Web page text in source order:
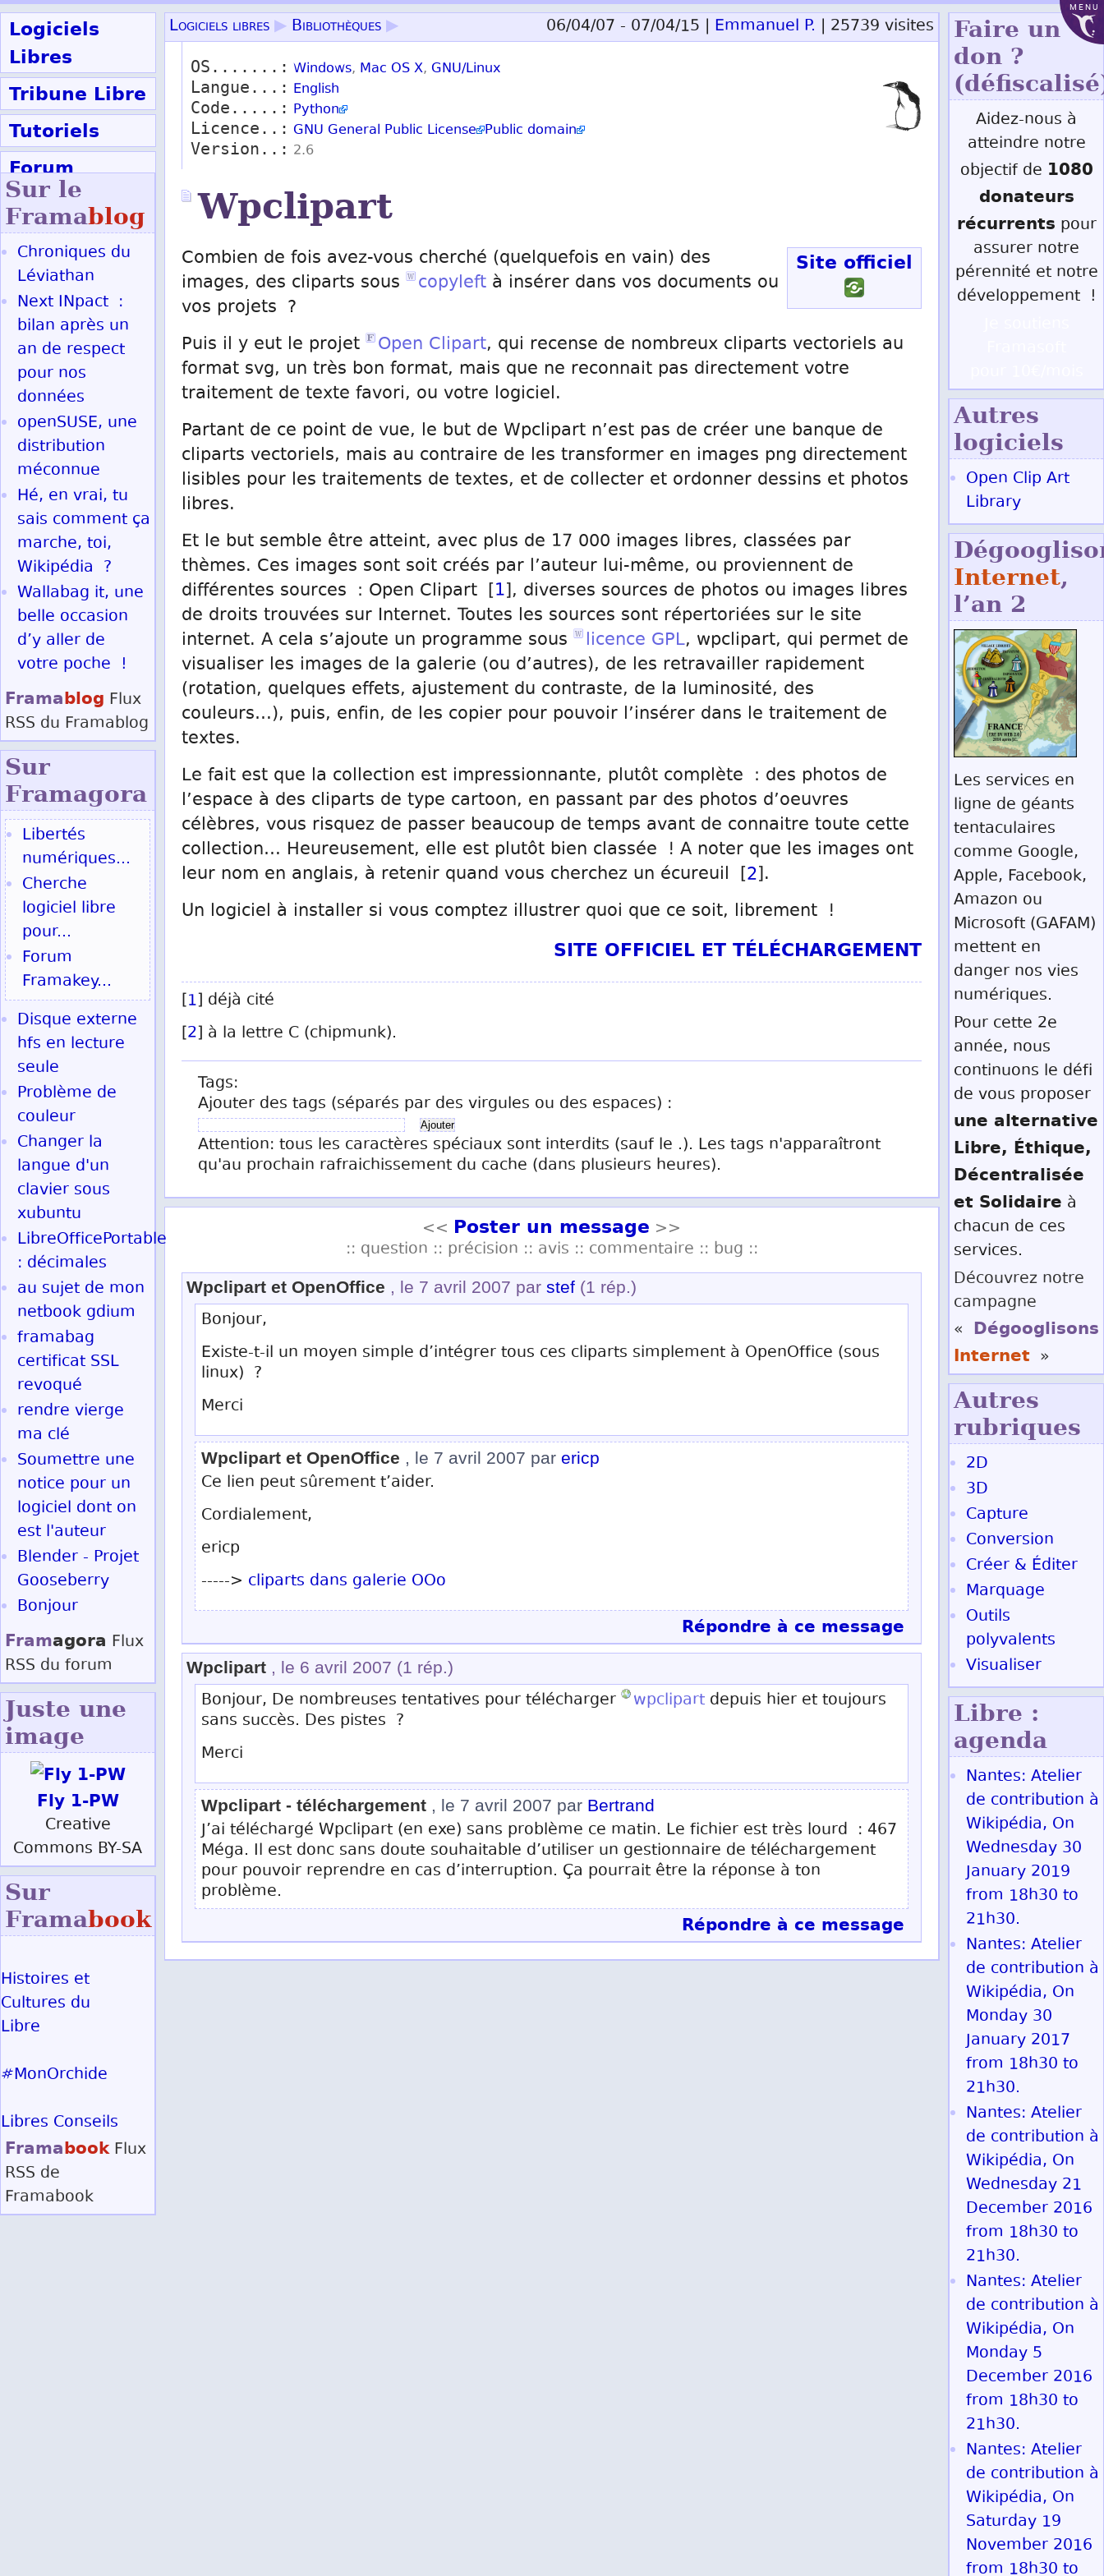
MENU
Logiciels
Libres
Tribune Libre
Tutoriels
Forum
Participer
Logiciels libres ▶ Bibliothèques ▶ 06/04/07 - 07/04/15 | Emmanuel P. | 25739 visites
OS.......: Windows, Mac OS X, GNU/Linux
Langue...: English
Code.....: Python
Licence..: GNU General Public License Public domain
Version..: 2.6
Wpclipart
Site officiel
Combien de fois avez-vous cherché (quelquefois en vain) des
images, des cliparts sous
copyleft à insérer dans vos documents ou
vos projets ?
Puis il y eut le projet
Open Clipart, qui recense de nombreux cliparts vectoriels au
format svg, un très bon format, mais que ne reconnait pas directement votre
traitement de texte favori, ou votre logiciel.
Partant de ce point de vue, le but de Wpclipart n’est pas de créer une banque de
cliparts vectoriels, mais au contraire de les transformer en images png directement
lisibles pour les traitements de textes, et de collecter et ordonner dessins et photos
libres.
Et le but semble être atteint, avec plus de 17 000 images libres, classées par
thèmes. Ces images sont soit créés par l’auteur lui-même, ou proviennent de
différentes sources : Open Clipart [1], diverses sources de photos ou images libres
de droits trouvées sur Internet. Toutes les sources sont répertoriées sur le site
internet. A cela s’ajoute un programme sous
licence GPL, wpclipart, qui permet de
visualiser les images de la galerie (ou d’autres), de les retravailler rapidement
(rotation, quelques effets, ajustement du contraste, de la luminosité, des
couleurs…), puis, enfin, de les copier pour pouvoir l’insérer dans le traitement de
textes.
Le fait est que la collection est impressionnante, plutôt complète : des photos de
l’espace à des cliparts de type cartoon, en passant par des photos d’oeuvres
célèbres, vous risquez de passer beaucoup de temps avant de connaitre toute cette
collection… Heureusement, elle est plutôt bien classée ! A noter que les images ont
leur nom en anglais, à retenir quand vous cherchez un écureuil [2].
Un logiciel à installer si vous comptez illustrer quoi que ce soit, librement !
SITE OFFICIEL ET TÉLÉCHARGEMENT
[1] déjà cité
[2] à la lettre C (chipmunk).
Tags:
Ajouter des tags (séparés par des virgules ou des espaces) :
Attention: tous les caractères spéciaux sont interdits (sauf le .). Les tags n'apparaîtront
qu'au prochain rafraichissement du cache (dans plusieurs heures).
<< Poster un message >>
:: question :: précision :: avis :: commentaire :: bug ::
Wpclipart et OpenOffice , le 7 avril 2007 par stef (1 rép.)
Bonjour,
Existe-t-il un moyen simple d’intégrer tous ces cliparts simplement à OpenOffice (sous
linux) ?
Merci
Wpclipart et OpenOffice , le 7 avril 2007 par ericp
Ce lien peut sûrement t’aider.
Cordialement,
ericp
-----> cliparts dans galerie OOo
Répondre à ce message
Wpclipart , le 6 avril 2007 (1 rép.)
Bonjour, De nombreuses tentatives pour télécharger wpclipart depuis hier et toujours
sans succès. Des pistes ?
Merci
Wpclipart - téléchargement , le 7 avril 2007 par Bertrand
J’ai téléchargé Wpclipart (en exe) sans problème ce matin. Le fichier est très lourd : 467
Méga. Il est donc sans doute souhaitable d’utiliser un gestionnaire de téléchargement
pour pouvoir reprendre en cas d’interruption. Ça pourrait être la réponse à ton
problème.
Répondre à ce message
Faire un
don ?
Aidez-nous à
atteindre notre
objectif de 1080
donateurs
récurrents pour
assurer notre
pérennité et notre
développement !
Autres
logiciels
Open Clip Art
Library
Internet,
l’an 2
Les services en
ligne de géants
tentaculaires
comme Google,
Apple, Facebook,
Amazon ou
Microsoft (GAFAM)
mettent en
danger nos vies
numériques.
Pour cette 2e
année, nous
continuons le défi
de vous proposer
une alternative
Libre, Éthique,
Décentralisée
et Solidaire à
chacun de ces
services.
Découvrez notre
campagne
« Dégooglisons
Internet »
Autres
rubriques
2D
3D
Capture
Conversion
Créer & Éditer
Marquage
Outils
polyvalents
Visualiser
Libre :
agenda
Nantes: Atelier
de contribution à
Wikipédia, On
Wednesday 30
January 2019
from 18h30 to
21h30.
Nantes: Atelier
de contribution à
Wikipédia, On
Monday 30
January 2017
from 18h30 to
21h30.
Nantes: Atelier
de contribution à
Wikipédia, On
Wednesday 21
December 2016
from 18h30 to
21h30.
Nantes: Atelier
de contribution à
Wikipédia, On
Monday 5
December 2016
from 18h30 to
21h30.
Nantes: Atelier
de contribution à
Wikipédia, On
Saturday 19
November 2016
from 18h30 to
Sur le
Framablog
Chroniques du
Léviathan
Next INpact :
bilan après un
an de respect
pour nos
données
openSUSE, une
distribution
méconnue
Hé, en vrai, tu
sais comment ça
marche, toi,
Wikipédia ?
Wallabag it, une
belle occasion
d’y aller de
votre poche !
Framablog Flux
RSS du Framablog
Sur
Framagora
Libertés
numériques...
Cherche
logiciel libre
pour...
Forum
Framakey...
Disque externe
hfs en lecture
seule
Problème de
couleur
Changer la
langue d'un
clavier sous
xubuntu
LibreOfficePortable
: décimales
au sujet de mon
netbook gdium
framabag
certificat SSL
revoqué
rendre vierge
ma clé
Soumettre une
notice pour un
logiciel dont on
est l'auteur
Blender - Projet
Gooseberry
Bonjour
Framagora Flux
RSS du forum
Juste une
image
Fly 1-PW
Creative
Commons BY-SA
Sur
Framabook
Histoires et
Cultures du
Libre
#MonOrchide
Libres Conseils
Framabook Flux
RSS de
Framabook